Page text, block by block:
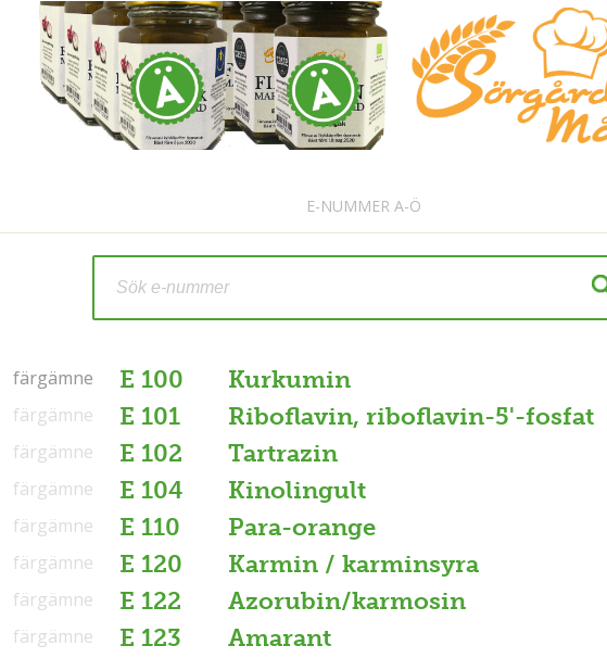
E-NUMMER A-Ö
E 100 Kurkumin
färgämne
färgämne
E 101 Riboflavin, riboflavin-5'-fosfat
färgämne
E 102 Tartrazin
färgämne
E 104 Kinolingult
färgämne
E 110 Para-orange
färgämne
E 120 Karmin / karminsyra
färgämne
E 122 Azorubin/karmosin
färgämne
E 123 Amarant
färgämne